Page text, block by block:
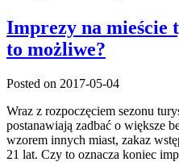
Imprezy na mieście
to możliwe?
Posted on 2017-05-04
Wraz z rozpoczęciem sezonu
postanawiają zadbać o większe
wzorem innych miast, zakaz
21 lat. Czy to oznacza koniec